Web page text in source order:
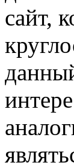
сайт,